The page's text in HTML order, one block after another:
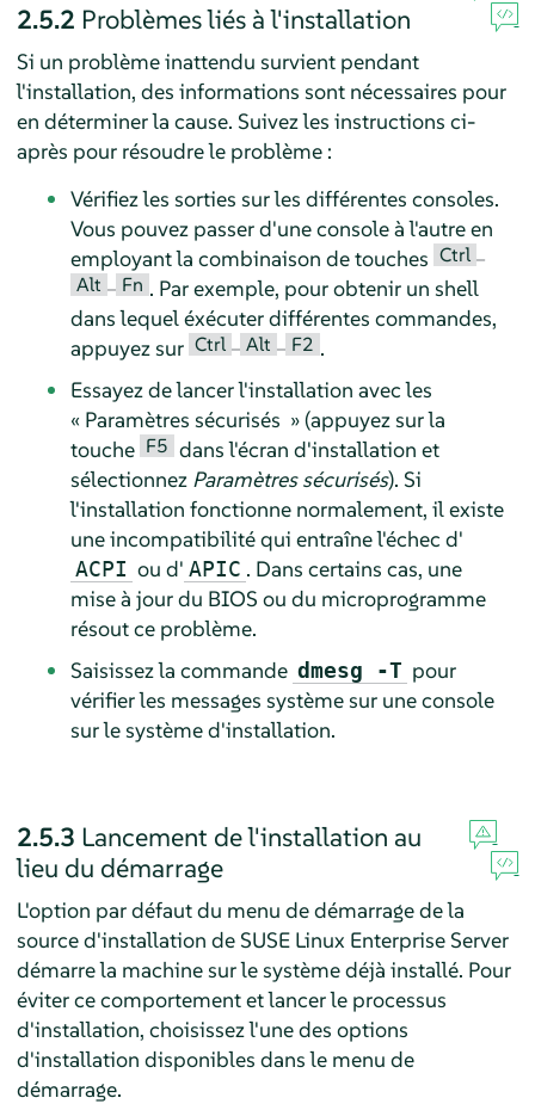
2.5.2 Problèmes liés à l'installation
Si un problème inattendu survient pendant
l'installation, des informations sont nécessaires pour
en déterminer la cause. Suivez les instructions ci-
après pour résoudre le problème :
Vérifiez les sorties sur les différentes consoles.
Vous pouvez passer d'une console à l'autre en
employant la combinaison de touches Ctrl –
Alt – Fn . Par exemple, pour obtenir un shell
dans lequel éxécuter différentes commandes,
appuyez sur Ctrl – Alt – F2 .
Essayez de lancer l'installation avec les
« Paramètres sécurisés »(appuyez sur la
touche F5 dans l'écran d'installation et
sélectionnez Paramètres sécurisés). Si
l'installation fonctionne normalement, il existe
une incompatibilité qui entraîne l'échec d'
ACPI ou d' APIC . Dans certains cas, une
mise à jour du BIOS ou du microprogramme
résout ce problème.
Saisissez la commande dmesg -T pour
vérifier les messages système sur une console
sur le système d'installation.
2.5.3 Lancement de l'installation au
lieu du démarrage
L'option par défaut du menu de démarrage de la
source d'installation de SUSE Linux Enterprise Server
démarre la machine sur le système déjà installé. Pour
éviter ce comportement et lancer le processus
d'installation, choisissez l'une des options
d'installation disponibles dans le menu de
démarrage.